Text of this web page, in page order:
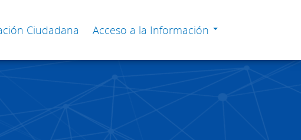
Ciudadana Acceso a la Información